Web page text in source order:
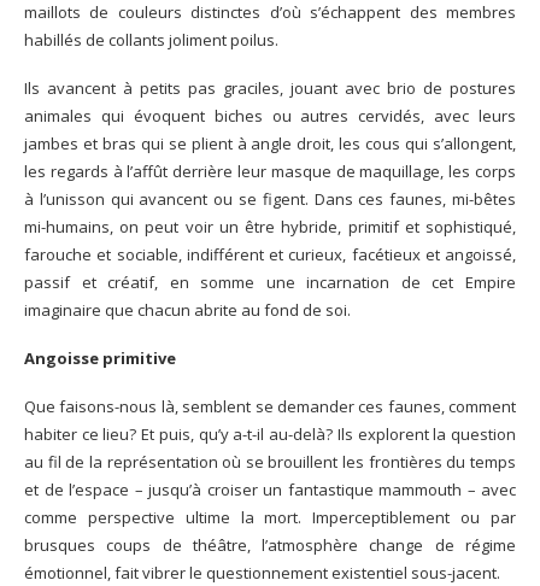
maillots de couleurs distinctes d’où s’échappent des membres
habillés de collants joliment poilus.
Ils avancent à petits pas graciles, jouant avec brio de postures
animales qui évoquent biches ou autres cervidés, avec leurs
jambes et bras qui se plient à angle droit, les cous qui s’allongent,
les regards à l’affût derrière leur masque de maquillage, les corps
à l’unisson qui avancent ou se figent. Dans ces faunes, mi-bêtes
mi-humains, on peut voir un être hybride, primitif et sophistiqué,
farouche et sociable, indifférent et curieux, facétieux et angoissé,
passif et créatif, en somme une incarnation de cet Empire
imaginaire que chacun abrite au fond de soi.
Angoisse primitive
Que faisons-nous là, semblent se demander ces faunes, comment
habiter ce lieu? Et puis, qu’y a-t-il au-delà? Ils explorent la question
au fil de la représentation où se brouillent les frontières du temps
et de l’espace – jusqu’à croiser un fantastique mammouth – avec
comme perspective ultime la mort. Imperceptiblement ou par
brusques coups de théâtre, l’atmosphère change de régime
émotionnel, fait vibrer le questionnement existentiel sous-jacent.